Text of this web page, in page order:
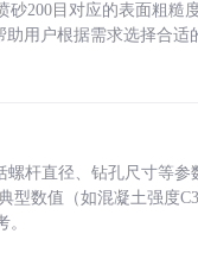
200目对应的表面粗糙
用户根据需求选择合适
杆直径、钻孔尺寸等
型数值（如混凝土强度